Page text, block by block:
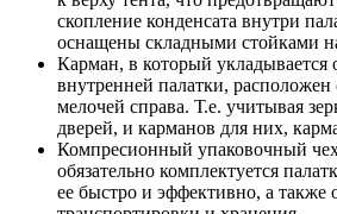
скопление конденсата внутри
оснащены складными стойками
Карман, в который укладывается
внутренней палатки, расположен
мелочей справа. Т.е. учитывая
дверей, и карманов для них,
Компресионный упаковочный
обязательно комплектуется
ее быстро и эффективно, а также